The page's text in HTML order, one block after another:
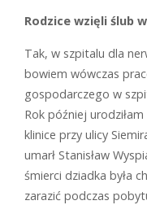
Rodzice wzięli ślub
Tak, w szpitalu dla
bowiem wówczas
gospodarczego w
Rok później
klinice przy ulicy
umarł Stanisław
śmierci dziadka była
zarazić podczas